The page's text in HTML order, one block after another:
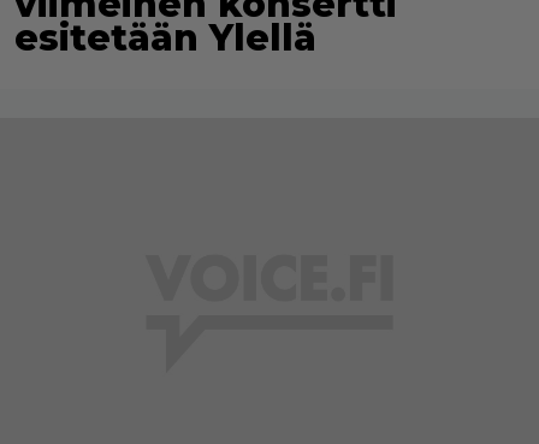
esitetään Ylellä